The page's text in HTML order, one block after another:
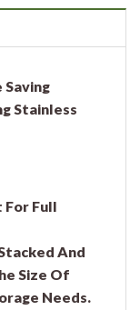
Saving
Stainless
For Full
And
Size Of
Needs.